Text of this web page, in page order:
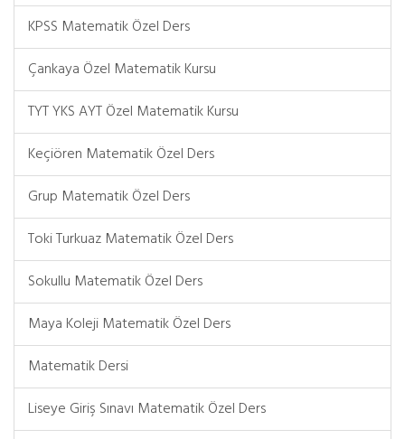
KPSS Matematik Özel Ders
Çankaya Özel Matematik Kursu
TYT YKS AYT Özel Matematik Kursu
Keçiören Matematik Özel Ders
Grup Matematik Özel Ders
Toki Turkuaz Matematik Özel Ders
Sokullu Matematik Özel Ders
Maya Koleji Matematik Özel Ders
Matematik Dersi
Liseye Giriş Sınavı Matematik Özel Ders